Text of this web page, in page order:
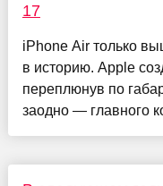
17
iPhone Air только
в историю. Apple
переплюнув по
заодно — главного